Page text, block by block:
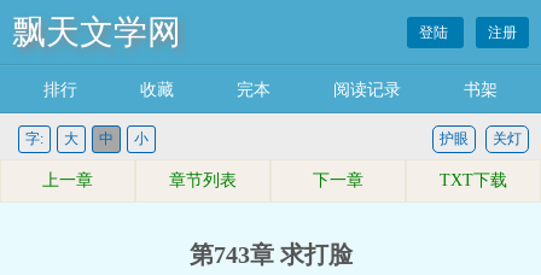
飘天文学网 登陆 注册
排行 收藏 完本 阅读记录 书架
字: 大 中 小 关灯
护眼
上一章 章节列表 下一章 TXT下载
第743章 求打脸